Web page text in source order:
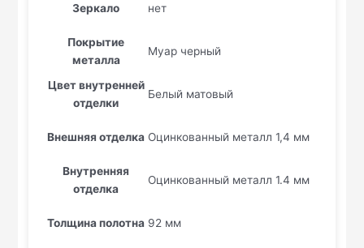
Зеркало нет
Покрытие
металла
Муар черный
Цвет внутренней
отделки
Белый матовый
Внешняя отделка Оцинкованный металл 1,4 мм
Внутренняя
отделка
Оцинкованный металл 1.4 мм
Толщина полотна 92 мм